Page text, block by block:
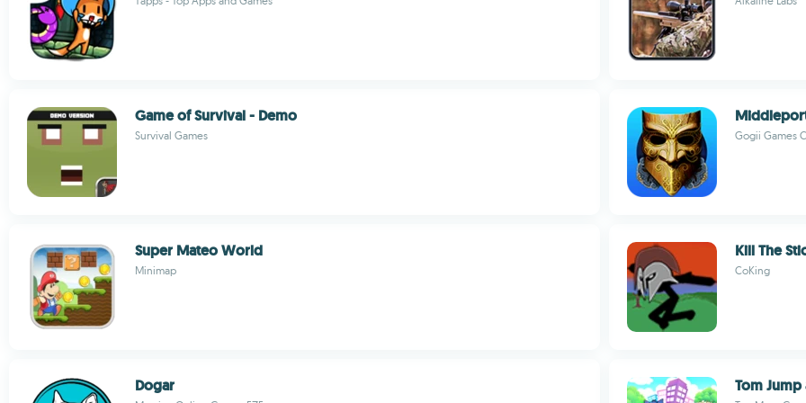
Game of Survival - Demo
Survival Games Gogii Games
Super Mateo World
Minimap
Kill The
CoKing
Dogar Tom Jump